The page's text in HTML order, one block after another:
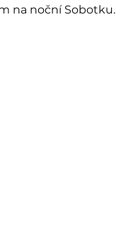
na noční Sobotku.